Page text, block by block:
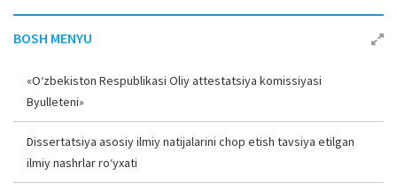
BOSH MENYU
«O‘zbekiston Respublikasi Oliy attestatsiya komissiyasi
Byulleteni»
Dissertatsiya asosiy ilmiy natijalarini chop etish tavsiya etilgan
ilmiy nashrlar ro‘yxati